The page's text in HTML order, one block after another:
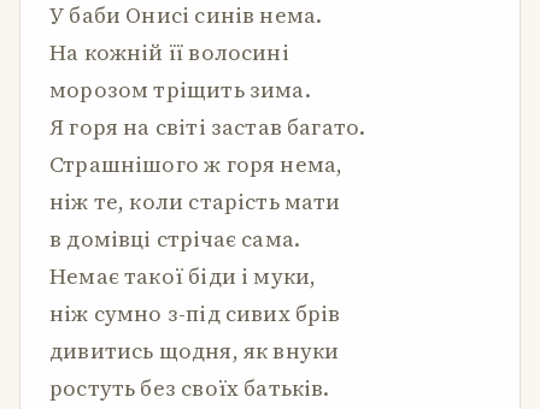
У баби Онисі синів нема.
На кожній її волосині
морозом тріщить зима.
Я горя на світі застав багато.
Страшнішого ж горя нема,
ніж те, коли старість мати
в домівці стрічає сама.
Немає такої біди і муки,
ніж сумно з-під сивих брів
дивитись щодня, як внуки
ростуть без своїх батьків.